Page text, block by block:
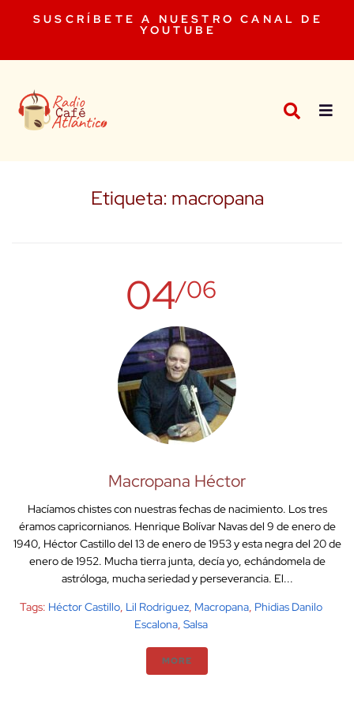
SUSCRÍBETE A NUESTRO CANAL DE
YOUTUBE
Etiqueta: macropana
04/06
Macropana Héctor
Hacíamos chistes con nuestras fechas de nacimiento. Los tres
éramos capricornianos. Henrique Bolívar Navas del 9 de enero de
1940, Héctor Castillo del 13 de enero de 1953 y esta negra del 20 de
enero de 1952. Mucha tierra junta, decía yo, echándomela de
astróloga, mucha seriedad y perseverancia. El...
Tags: Héctor Castillo, Lil Rodriguez, Macropana, Phidias Danilo
Escalona, Salsa
MORE